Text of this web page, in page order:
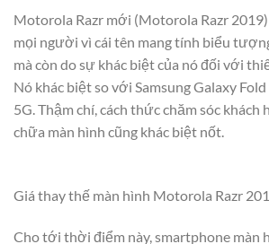
Motorola Razr mới (Motorola Razr
mọi người vì cái tên mang tính biểu
mà còn do sự khác biệt của nó đối với
Nó khác biệt so với Samsung Galaxy
5G. Thậm chí, cách thức chăm sóc khách
chữa màn hình cũng khác biệt nốt.
Giá thay thế màn hình Motorola Razr
Cho tới thời điểm này, smartphone màn